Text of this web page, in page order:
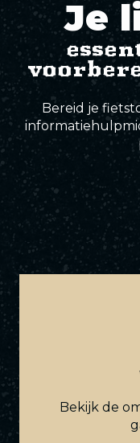
Elite-sporen
Je
Bereid je
Bekijk de